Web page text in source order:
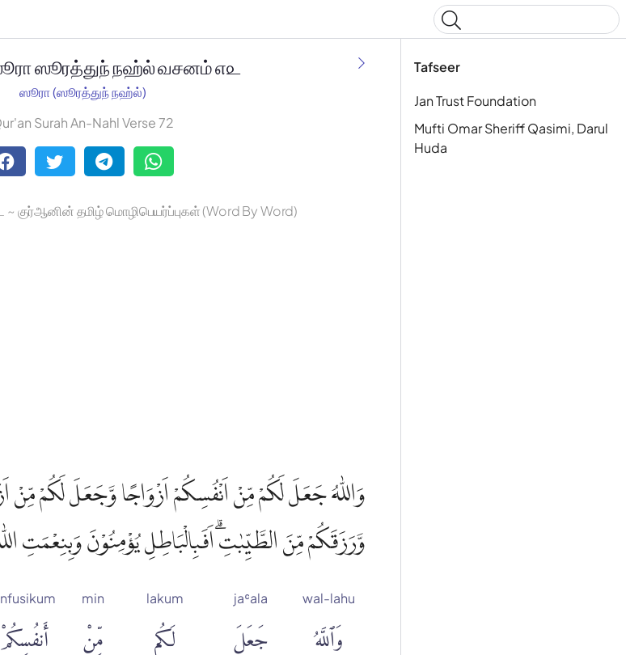
Tafseer
Jan Trust Foundation
Mufti Omar Sheriff Qasimi, Darul
Huda
ஸூரத்துந் நஹ்ல் வசனம் ௭௨
ஸூரா (ஸூரத்துந் நஹ்ல்)
Surah An-Nahl Verse 72
குர்ஆனின் தமிழ் மொழிபெயர்ப்புகள் (Word By Word)
وَاللّٰهُ جَعَلَ لَكُمْ مِّنْ اَنْفُسِكُمْ اَزْوَاجًا وَّجَعَلَ لَكُمْ مِّنْ
وَّرَزَقَكُمْ مِّنَ الطَّيِّبٰتِۗ اَفَبِالْبَاطِلِ يُؤْمِنُوْنَ وَبِنِعْمَتِ
wal-lahu
وَٱللَّهُ
jaʿala
جَعَلَ
lakum
لَكُم
min
مِّنْ أَنفُسِكُمْ